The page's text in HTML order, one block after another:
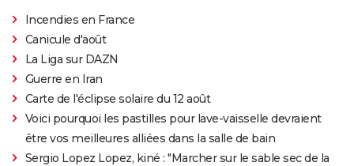
Incendies en France
Canicule d'août
La Liga sur DAZN
Guerre en Iran
Carte de l'éclipse solaire du 12 août
Voici pourquoi les pastilles pour lave-vaisselle devraient
être vos meilleures alliées dans la salle de bain
Sergio Lopez Lopez, kiné : "Marcher sur le sable sec de la